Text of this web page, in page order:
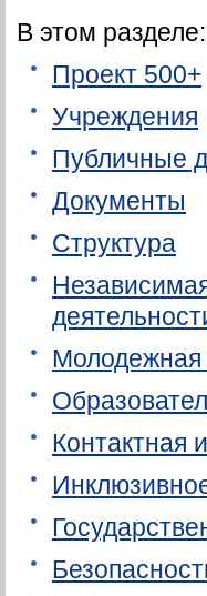
В этом разделе:
Проект 500+
Учреждения
Публичные
Документы
Структура
Молодежная
Контактная